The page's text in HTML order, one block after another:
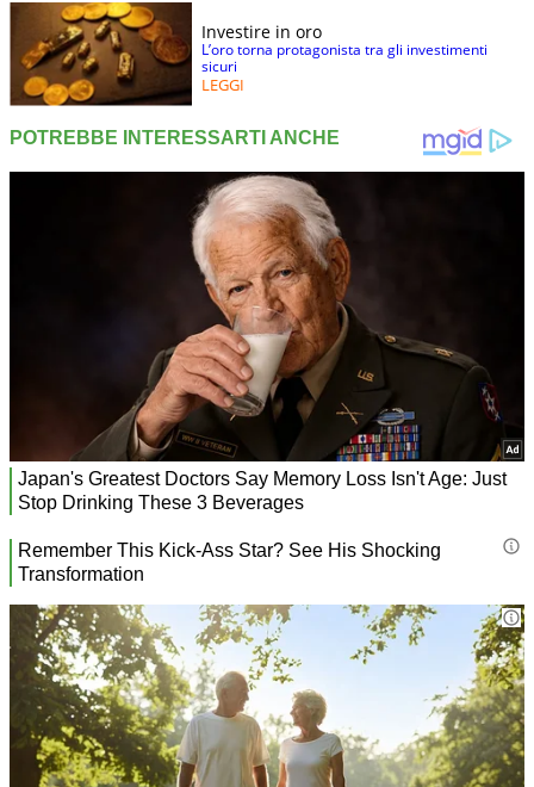
Investire in oro
L’oro torna protagonista tra gli investimenti
sicuri
LEGGI